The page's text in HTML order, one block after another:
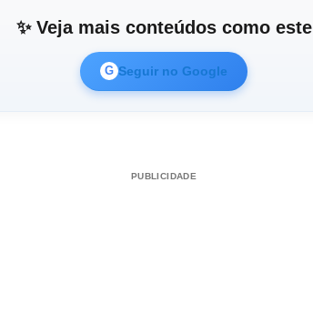
✨ Veja mais conteúdos como este
G Seguir no Google
PUBLICIDADE